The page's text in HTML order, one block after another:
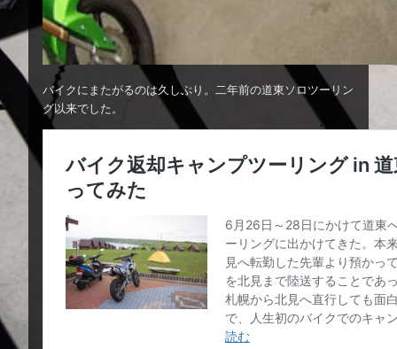
バイクにまたがるのは久しぶり。二年前の道東ソロツーリン
グ以来でした。